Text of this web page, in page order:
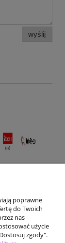
wyślij
poprawne
do Twoich
nas
użycie
zgody".